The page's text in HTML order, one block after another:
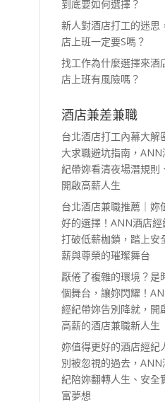
到底要如何選擇？
新人對酒店打工的迷思
店上班一定要S嗎？
找工作為什麼選擇來酒
店上班有風險嗎？
酒店兼差兼職
台北酒店打工內幕大解
大求職避坑指南，ANN
紀帶妳看清夜場潛規則
開啟高薪人生
台北酒店兼職推薦｜妳
好的選擇！ANN酒店經
打破低薪枷鎖，踏上安
薪與尊榮的璀璨舞台
厭倦了複雜的環境？是
個舞台，讓妳閃耀！
經紀帶妳告別降就，開
高薪的酒店兼職新人生
妳值得更好的酒店經紀
別被忽視的過去，ANN
紀陪妳翻轉人生、安全
富夢想